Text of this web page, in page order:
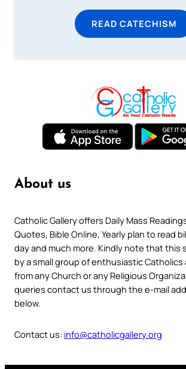
READ CATECHISM
About us
Catholic Gallery offers Daily Mass
Quotes, Bible Online, Yearly plan to read
day and much more. Kindly note that this
by a small group of enthusiastic
from any Church or any Religious
queries contact us through the e-mail
below.
Contact us: info@catholicgallery.org